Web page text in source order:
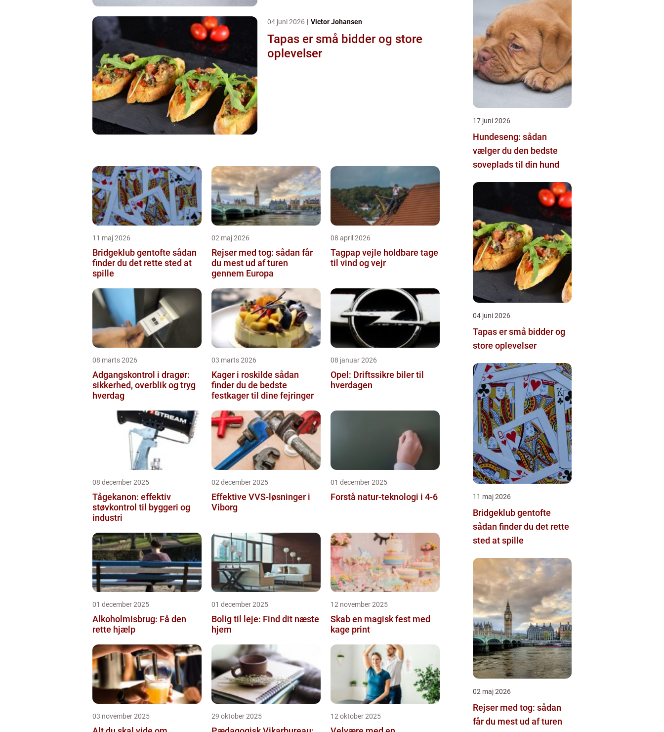
04 juni 2026 Victor Johansen
Tapas er små bidder og store
oplevelser
11 maj 2026
Bridgeklub gentofte sådan
finder du det rette sted at
spille
02 maj 2026
Rejser med tog: sådan får
du mest ud af turen
gennem Europa
08 april 2026
Tagpap vejle holdbare tage
til vind og vejr
08 marts 2026
Adgangskontrol i dragør:
sikkerhed, overblik og tryg
hverdag
03 marts 2026
Kager i roskilde sådan
finder du de bedste
festkager til dine fejringer
08 januar 2026
Opel: Driftssikre biler til
hverdagen
08 december 2025
Tågekanon: effektiv
støvkontrol til byggeri og
industri
02 december 2025
Effektive VVS-løsninger i
Viborg
01 december 2025
Forstå natur-teknologi i 4-6
01 december 2025
Alkoholmisbrug: Få den
rette hjælp
01 december 2025
Bolig til leje: Find dit næste
hjem
12 november 2025
Skab en magisk fest med
kage print
03 november 2025 29 oktober 2025 12 oktober 2025
17 juni 2026
Hundeseng: sådan
vælger du den bedste
soveplads til din hund
04 juni 2026
Tapas er små bidder og
store oplevelser
11 maj 2026
Bridgeklub gentofte
sådan finder du det rette
sted at spille
02 maj 2026
Rejser med tog: sådan
får du mest ud af turen